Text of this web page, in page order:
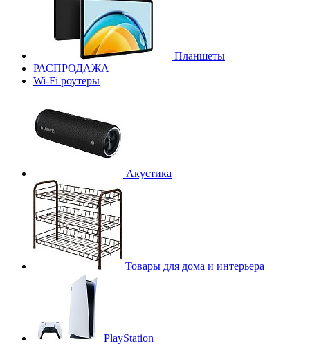
Планшеты
РАСПРОДАЖА
Wi-Fi роутеры
Акустика
Товары для дома и интерьера
PlayStation